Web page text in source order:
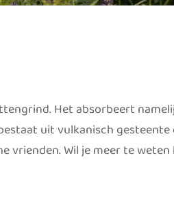
Het absorbeert
uit vulkanisch
vrienden. Wil je meer te